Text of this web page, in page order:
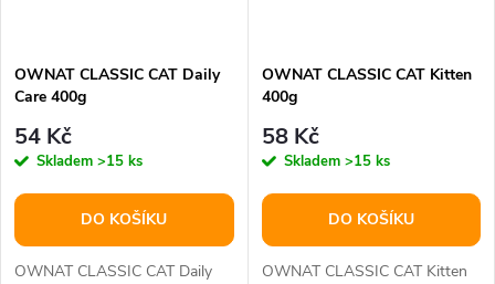
OWNAT CLASSIC CAT Daily
Care 400g
54 Kč
Skladem >15 ks
DO KOŠÍKU
OWNAT CLASSIC CAT Daily
OWNAT CLASSIC CAT Kitten
400g
58 Kč
Skladem >15 ks
DO KOŠÍKU
OWNAT CLASSIC CAT Kitten